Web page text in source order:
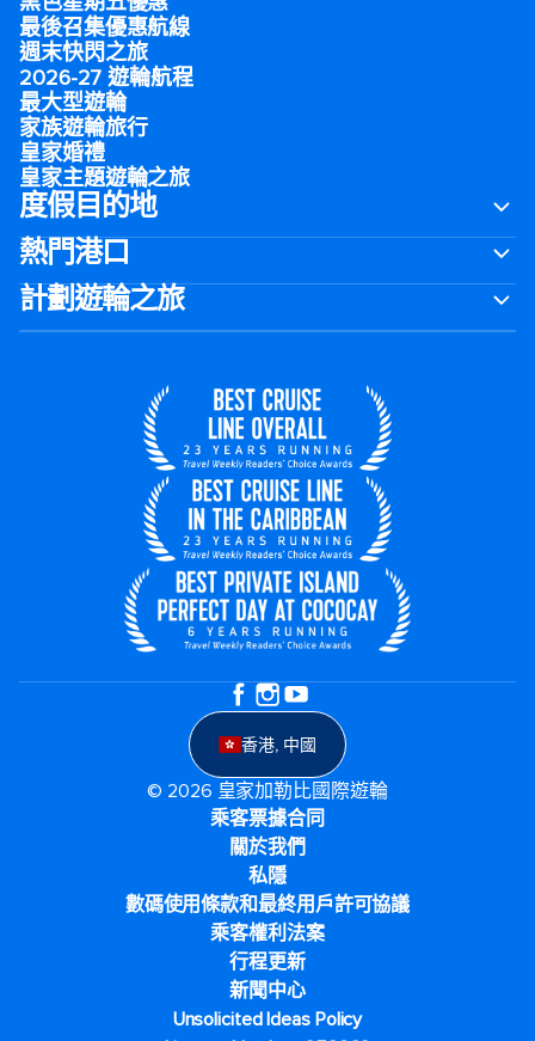
最後召集優惠航線
週末快閃之旅
2026-27 遊輪航程
最大型遊輪
家族遊輪旅行
皇家婚禮
皇家主題遊輪之旅
度假目的地
熱門港口
計劃遊輪之旅
香港, 中國
© 2026 皇家加勒比國際遊輪
乘客票據合同
關於我們
私隱
數碼使用條款和最終用戶許可協議
乘客權利法案
行程更新
新聞中心
Unsolicited Ideas Policy